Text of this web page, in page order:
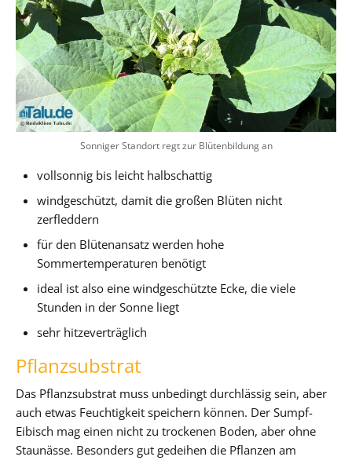
Sonniger Standort regt zur Blütenbildung an
vollsonnig bis leicht halbschattig
windgeschützt, damit die großen Blüten nicht
zerfleddern
für den Blütenansatz werden hohe
Sommertemperaturen benötigt
ideal ist also eine windgeschützte Ecke, die viele
Stunden in der Sonne liegt
sehr hitzeverträglich
Pflanzsubstrat
Das Pflanzsubstrat muss unbedingt durchlässig sein, aber
auch etwas Feuchtigkeit speichern können. Der Sumpf-
Eibisch mag einen nicht zu trockenen Boden, aber ohne
Staunässe. Besonders gut gedeihen die Pflanzen am